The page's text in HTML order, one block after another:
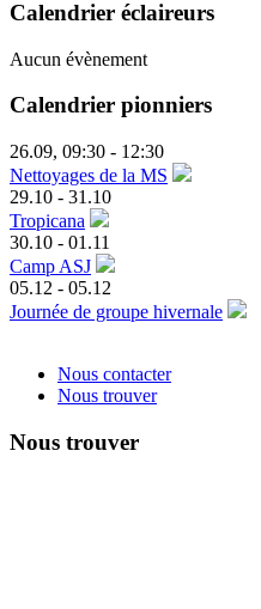
Calendrier éclaireurs
Aucun évènement
Calendrier pionniers
26.09, 09:30 - 12:30
Nettoyages de la MS
29.10 - 31.10
Tropicana
30.10 - 01.11
Camp ASJ
05.12 - 05.12
Journée de groupe hivernale
Nous contacter
Nous trouver
Nous trouver